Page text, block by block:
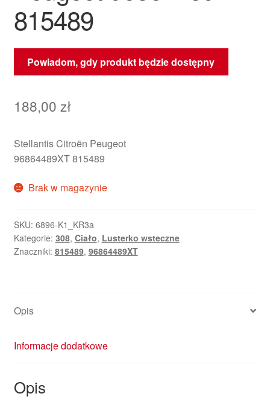
815489
Powiadom, gdy produkt będzie dostępny
188,00 zł
Stellantis Citroën Peugeot
96864489XT 815489
Brak w magazynie
SKU: 6896-K1_KR3a
Kategorie: 308, Ciało, Lusterko wsteczne
Znaczniki: 815489, 96864489XT
Opis
Informacje dodatkowe
Opis